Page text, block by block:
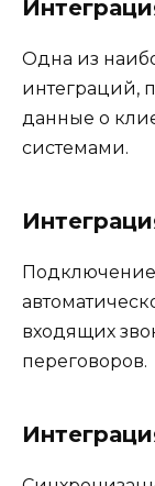
Одна из
интеграций,
данные о
системами.
входящих
переговоров.